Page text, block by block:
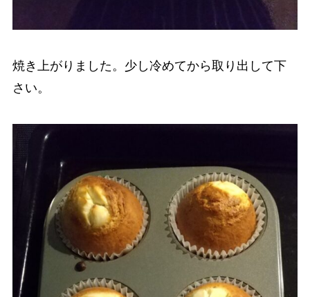
焼き上がりました。少し冷めてから取り出して下
さい。